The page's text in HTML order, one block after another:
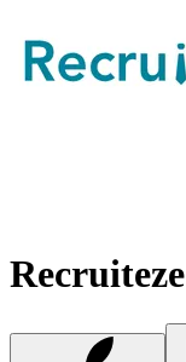
Recruiteze